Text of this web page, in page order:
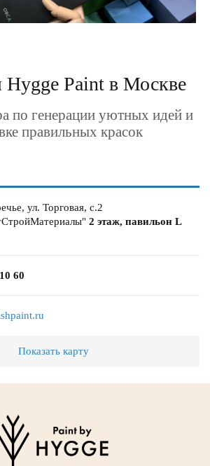
Hygge Paint в Москве
по генерации уютных идей и
правильных красок
ул. Торговая, с.2
2 этаж, павильон L
60
Показать карту